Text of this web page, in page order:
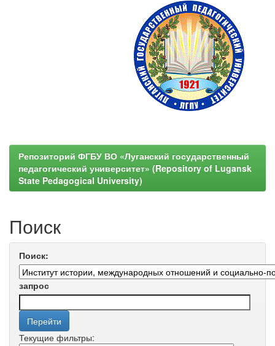
Репозиторий ФГБУ ВО «Луганский государственный
педагогический университет» (Repository of Lugansk
State Pedagogical University)
Поиск
Поиск:
запрос
Текущие фильтры: